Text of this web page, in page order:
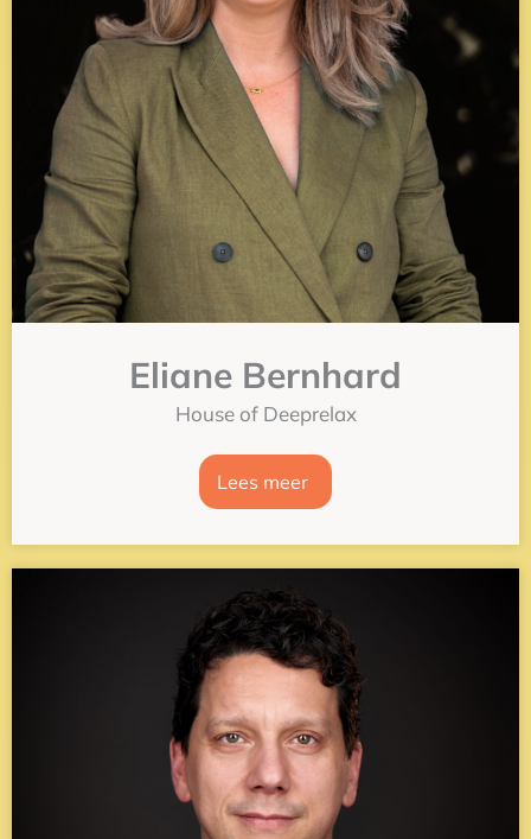
Eliane Bernhard
House of Deeprelax
Lees meer